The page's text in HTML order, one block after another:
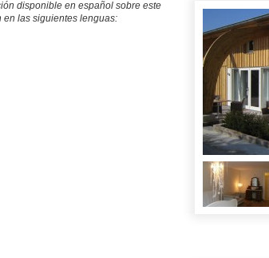
disponible en español sobre este
en las siguientes lenguas: